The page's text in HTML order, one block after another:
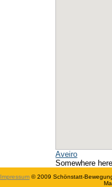
Aveiro
Somewhere
Impressum © 2009 Schönstatt-